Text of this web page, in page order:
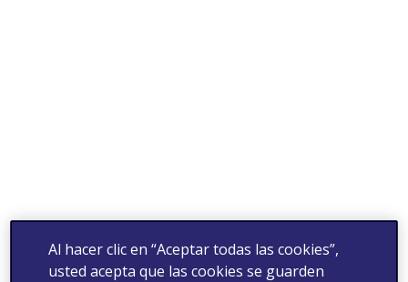
Al hacer clic en “Aceptar todas las cookies”,
usted acepta que las cookies se guarden